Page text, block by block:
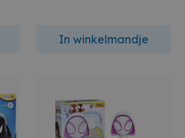
In winkelmandje